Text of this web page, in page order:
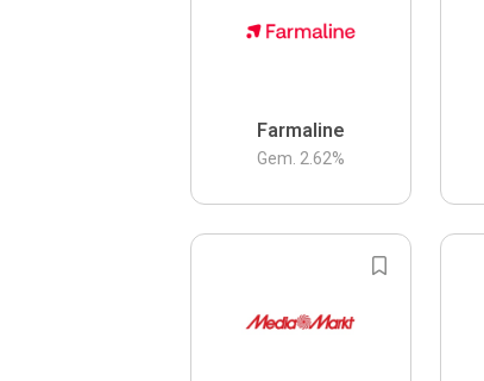
Farmaline
Gem. 2.62%